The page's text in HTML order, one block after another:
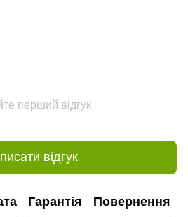
перший відгук
відгук
Гарантія Повернення